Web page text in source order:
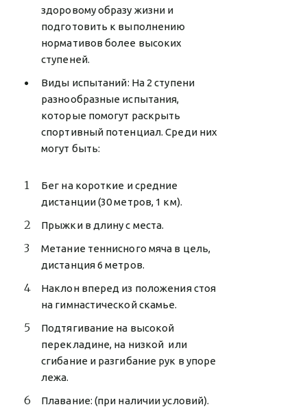
здоровому образу жизни и
подготовить к выполнению
нормативов более высоких
ступеней.
Виды испытаний: На 2 ступени
разнообразные испытания,
которые помогут раскрыть
спортивный потенциал. Среди них
могут быть:
Бег на короткие и средние
дистанции (30 метров, 1 км).
Прыжки в длину с места.
Метание теннисного мяча в цель,
дистанция 6 метров.
Наклон вперед из положения стоя
на гимнастической скамье.
Подтягивание на высокой
перекладине, на низкой или
сгибание и разгибание рук в упоре
лежа.
Плавание: (при наличии условий).